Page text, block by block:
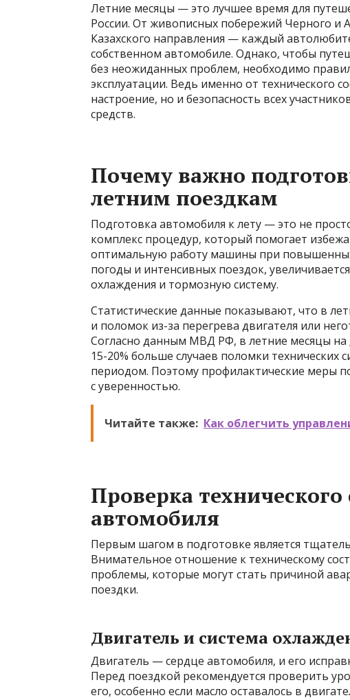
Летние месяцы — это лучшее время для
России. От живописных побережий Черного и
Казахского направления — каждый
собственном автомобиле. Однако, чтобы
без неожиданных проблем, необходимо
эксплуатации. Ведь именно от технического
настроение, но и безопасность всех
средств.
Почему важно
летним поездкам
Подготовка автомобиля к лету — это не
комплекс процедур, который помогает
оптимальную работу машины при
погоды и интенсивных поездок,
охлаждения и тормозную систему.
Статистические данные показывают, что в
и поломок из-за перегрева двигателя или
Согласно данным МВД РФ, в летние месяцы на
15-20% больше случаев поломки
периодом. Поэтому профилактические меры
с уверенностью.
Читайте также: Как облегчить
Проверка технического
автомобиля
Первым шагом в подготовке является
Внимательное отношение к техническому
проблемы, которые могут стать причиной
поездки.
Двигатель и система
Двигатель — сердце автомобиля, и его
Перед поездкой рекомендуется проверить
его, особенно если масло оставалось в